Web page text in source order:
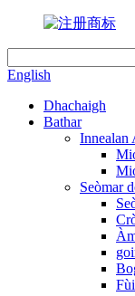
English
Dhachaigh
Bathar
Innealan
Seòmar